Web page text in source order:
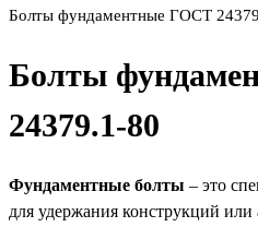
Болты фундаментные ГОСТ
Болты
24379.1-80
Фундаментные болты – это
для удержания конструкций или